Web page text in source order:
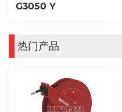
G3050 Y
热门产品